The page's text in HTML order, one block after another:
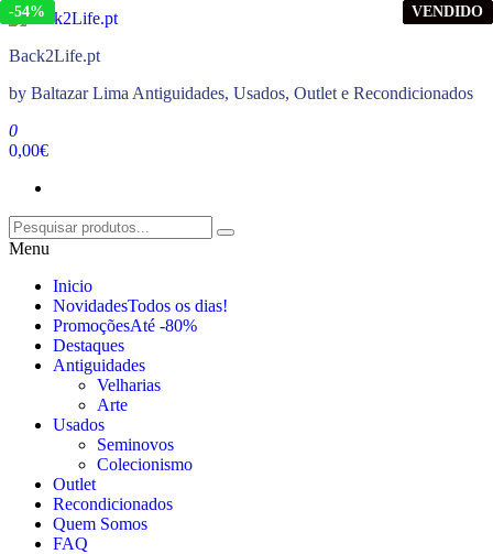
Saltar
o
Back2Life.pt
by Baltazar Lima Antiguidades, Usados, Outlet e Recondicionados
0
0,00€
Menu
Inicio
NovidadesTodos os dias!
PromoçõesAté -80%
Destaques
Antiguidades
Velharias
Arte
Usados
Seminovos
Colecionismo
Outlet
Recondicionados
Quem Somos
FAQ
-84% VENDIDO
VENDIDO
-20% VENDIDO
-54% VENDIDO